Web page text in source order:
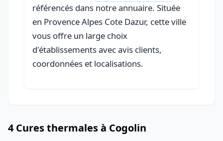
référencés dans notre annuaire. Située
en Provence Alpes Cote Dazur, cette ville
vous offre un large choix
d'établissements avec avis clients,
coordonnées et localisations.
4 Cures thermales à Cogolin